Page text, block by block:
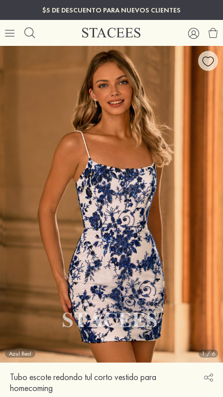
$5 DE DESCUENTO PARA NUEVOS CLIENTES
Azul Real 1/6
Tubo escote redondo tul corto vestido para
homecoming